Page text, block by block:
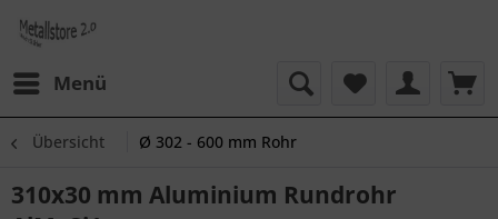
Menü
Übersicht Ø 302 - 600 mm Rohr
310x30 mm Aluminium Rundrohr